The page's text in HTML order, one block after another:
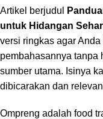
Artikel berjudul
untuk Hidangan
versi ringkas agar
pembahasannya tanpa
sumber utama. Isinya
dibicarakan dan
Ompreng adalah food